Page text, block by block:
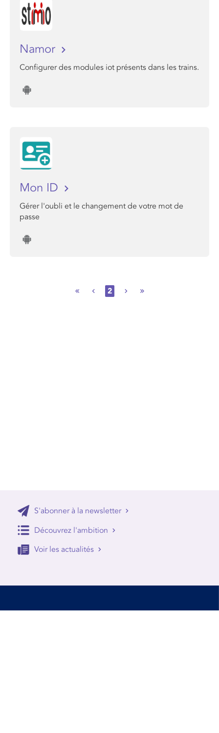
Namor
Configurer des modules iot présents dans les trains.
Mon ID
Gérer l'oubli et le changement de votre mot de
passe
2
S'abonner à la newsletter
Découvrez l'ambition
Voir les actualités